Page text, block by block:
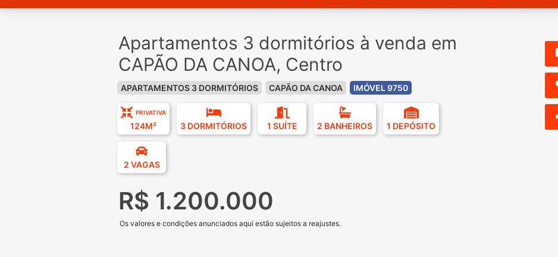
Apartamentos 3 dormitórios à venda em
CAPÃO DA CANOA, Centro
APARTAMENTOS 3 DORMITÓRIOS CAPÃO DA CANOA IMÓVEL 9750
PRIVATIVA
124M² 3 DORMITÓRIOS 1 SUÍTE 2 BANHEIROS 1 DEPÓSITO
2 VAGAS
R$ 1.200.000
Os valores e condições anunciados aqui estão sujeitos a reajustes.